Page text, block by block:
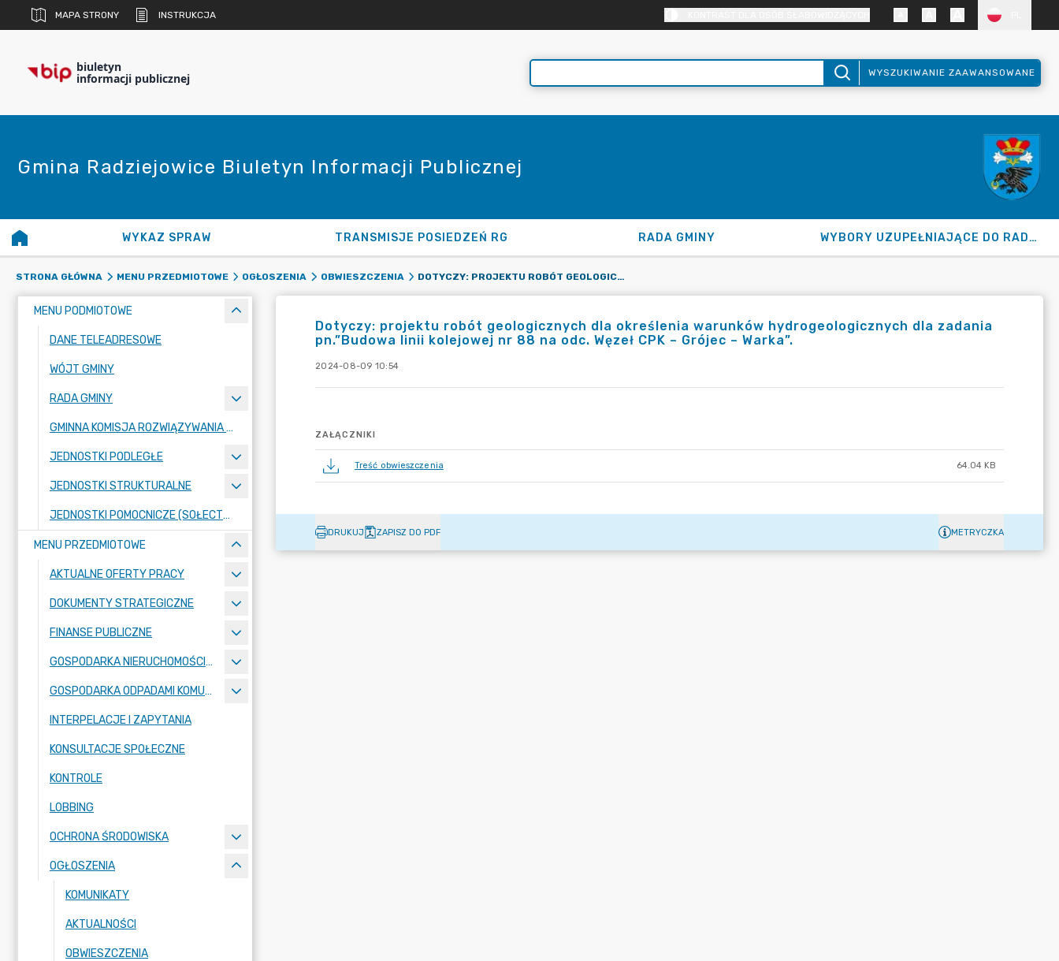
MAPA STRONY INSTRUKCJA
biuletyn
informacji publicznej WYSZUKIWANIE ZAAWANSOWANE
Gmina Radziejowice Biuletyn Informacji Publicznej
WYKAZ SPRAW TRANSMISJE POSIEDZEŃ RG RADA GMINY WYBORY UZUPEŁNIAJĄCE DO RADY GMINY 2026
STRONA GŁÓWNA MENU PRZEDMIOTOWE OGŁOSZENIA OBWIESZCZENIA DOTYCZY: PROJEKTU ROBÓT GEOLOGICZNYCH DLA OKREŚLENIA WARUNKÓW HYDROGEOLOGICZNYCH DLA ZADANIA PN.”BUDOWA LINII KOLEJOWEJ NR 88 NA ODC. WĘZEŁ CPK – GRÓJEC – WARKA”.
MENU PODMIOTOWE
DANE TELEADRESOWE
WÓJT GMINY
RADA GMINY
GMINNA KOMISJA ROZWIĄZYWANIA PROBLEMÓW ALKOHOLOWYCH
JEDNOSTKI PODLEGŁE
JEDNOSTKI STRUKTURALNE
JEDNOSTKI POMOCNICZE (SOŁECTWA)
MENU PRZEDMIOTOWE
AKTUALNE OFERTY PRACY
DOKUMENTY STRATEGICZNE
FINANSE PUBLICZNE
GOSPODARKA NIERUCHOMOŚCIAMI
GOSPODARKA ODPADAMI KOMUNALNYMI
INTERPELACJE I ZAPYTANIA
KONSULTACJE SPOŁECZNE
KONTROLE
LOBBING
OCHRONA ŚRODOWISKA
OGŁOSZENIA
KOMUNIKATY
AKTUALNOŚCI
OBWIESZCZENIA
Dotyczy: projektu robót geologicznych dla określenia warunków hydrogeologicznych dla zadania
pn.”Budowa linii kolejowej nr 88 na odc. Węzeł CPK – Grójec – Warka”.
2024-08-09 10:54
ZAŁĄCZNIKI
Treść obwieszczenia 64.04 KB
DRUKUJ ZAPISZ DO PDF METRYCZKA